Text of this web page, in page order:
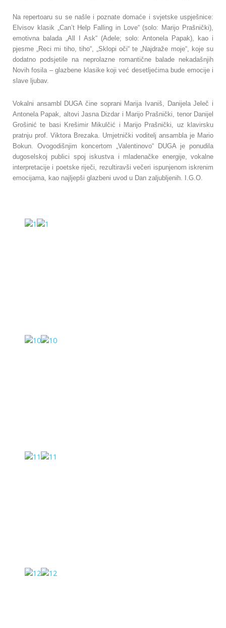
Na repertoaru su se našle i poznate domaće i svjetske uspješnice:
Elvisov klasik „Can’t Help Falling in Love“ (solo: Marijo Prašnički),
emotivna balada „All I Ask“ (Adele; solo: Antonela Papak), kao i
pjesme „Reci mi tiho, tiho“, „Sklopi oči“ te „Najdraže moje“, koje su
dodatno podsjetile na neprolazne romantične balade nekadašnjih
Novih fosila – glazbene klasike koji već desetljećima bude emocije i
slave ljubav.
Vokalni ansambl DUGA čine soprani Marija Ivaniš, Danijela Jeleč i
Antonela Papak, altovi Jasna Dizdar i Marijo Prašnički, tenor Danijel
Grošinić te basi Krešimir Mikulčić i Marijo Prašnički, uz klavirsku
pratnju prof. Viktora Brezaka. Umjetnički voditelj ansambla je Mario
Bokun. Ovogodišnjim koncertom „Valentinovo“ DUGA je ponudila
dugoselskoj publici spoj iskustva i mladenačke energije, vokalne
interpretacije i poetske riječi, rezultiravši večeri ispunjenom iskrenim
emocijama, kao najljepši glazbeni uvod u Dan zaljubljenih. I.G.O.